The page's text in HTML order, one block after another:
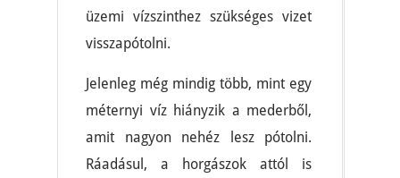
üzemi vízszinthez szükséges vizet
visszapótolni.
Jelenleg még mindig több, mint egy
méternyi víz hiányzik a mederből,
amit nagyon nehéz lesz pótolni.
Ráadásul, a horgászok attól is